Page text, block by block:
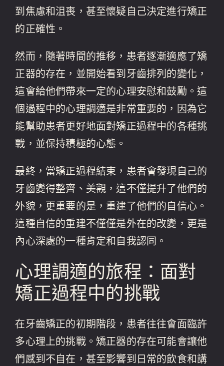
到焦慮和沮喪，甚至懷疑自己決定進行矯正
的正確性。
然而，隨著時間的推移，患者逐漸適應了矯
正器的存在，並開始看到牙齒排列的變化，
這會給他們帶來一定的心理安慰和鼓勵。這
個過程中的心理調適是非常重要的，因為它
能幫助患者更好地面對矯正過程中的各種挑
戰，並保持積極的心態。
最終，當矯正過程結束，患者會發現自己的
牙齒變得整齊、美觀，這不僅提升了他們的
外貌，更重要的是，重建了他們的自信心。
這種自信的重建不僅僅是外在的改變，更是
內心深處的一種肯定和自我認同。
心理調適的旅程：面對
矯正過程中的挑戰
在牙齒矯正的初期階段，患者往往會面臨許
多心理上的挑戰。矯正器的存在可能會讓他
們感到不自在，甚至影響到日常的飲食和講